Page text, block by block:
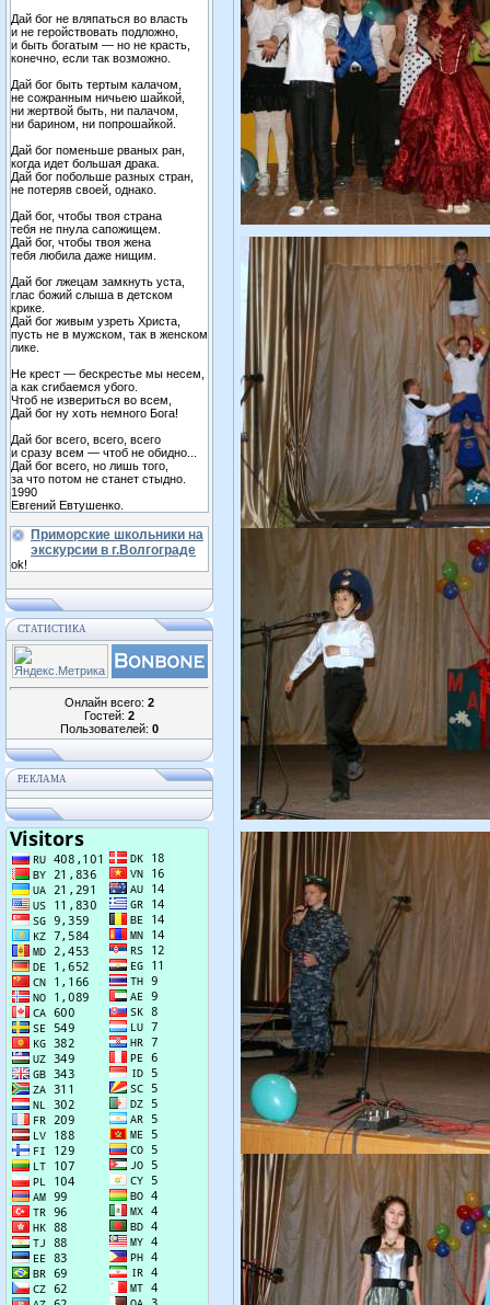
Дай бог не вляпаться во власть
и не геройствовать подложно,
и быть богатым — но не красть,
конечно, если так возможно.
Дай бог быть тертым калачом,
не сожранным ничьею шайкой,
ни жертвой быть, ни палачом,
ни барином, ни попрошайкой.
Дай бог поменьше рваных ран,
когда идет большая драка.
Дай бог побольше разных стран,
не потеряв своей, однако.
Дай бог, чтобы твоя страна
тебя не пнула сапожищем.
Дай бог, чтобы твоя жена
тебя любила даже нищим.
Дай бог лжецам замкнуть уста,
глас божий слыша в детском
крике.
Дай бог живым узреть Христа,
пусть не в мужском, так в женском
лике.
Не крест — бескрестье мы несем,
а как сгибаемся убого.
Чтоб не извериться во всем,
Дай бог ну хоть немного Бога!
Дай бог всего, всего, всего
и сразу всем — чтоб не обидно...
Дай бог всего, но лишь того,
за что потом не станет стыдно.
1990
Евгений Евтушенко.
Приморские школьники на
экскурсии в г.Волгограде
ok!
СТАТИСТИКА
Онлайн всего: 2
Гостей: 2
Пользователей: 0
РЕКЛАМА